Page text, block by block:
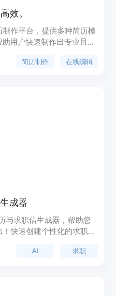
效。
作平台，提供多种简历模
用户快速制作出专业且个
辑完成简历的制作，支持下
简历制作 在线编辑
成器
与求职信生成器，帮助您
快速创建个性化的求职申
AI 求职